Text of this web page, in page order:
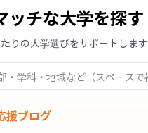
ッチな大学を探す
りの大学選びをサポートします
援ブログ